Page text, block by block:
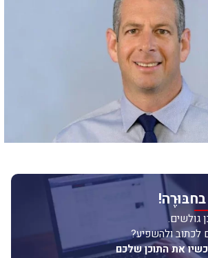
גולשים.
לכתוב ולהשפיע?
את התוכן שלכם